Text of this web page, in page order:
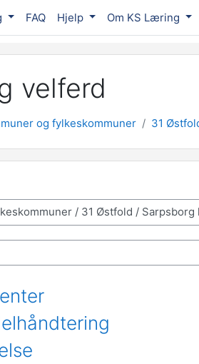
FAQ Hjelp Om KS Læring
velferd
og fylkeskommuner 31